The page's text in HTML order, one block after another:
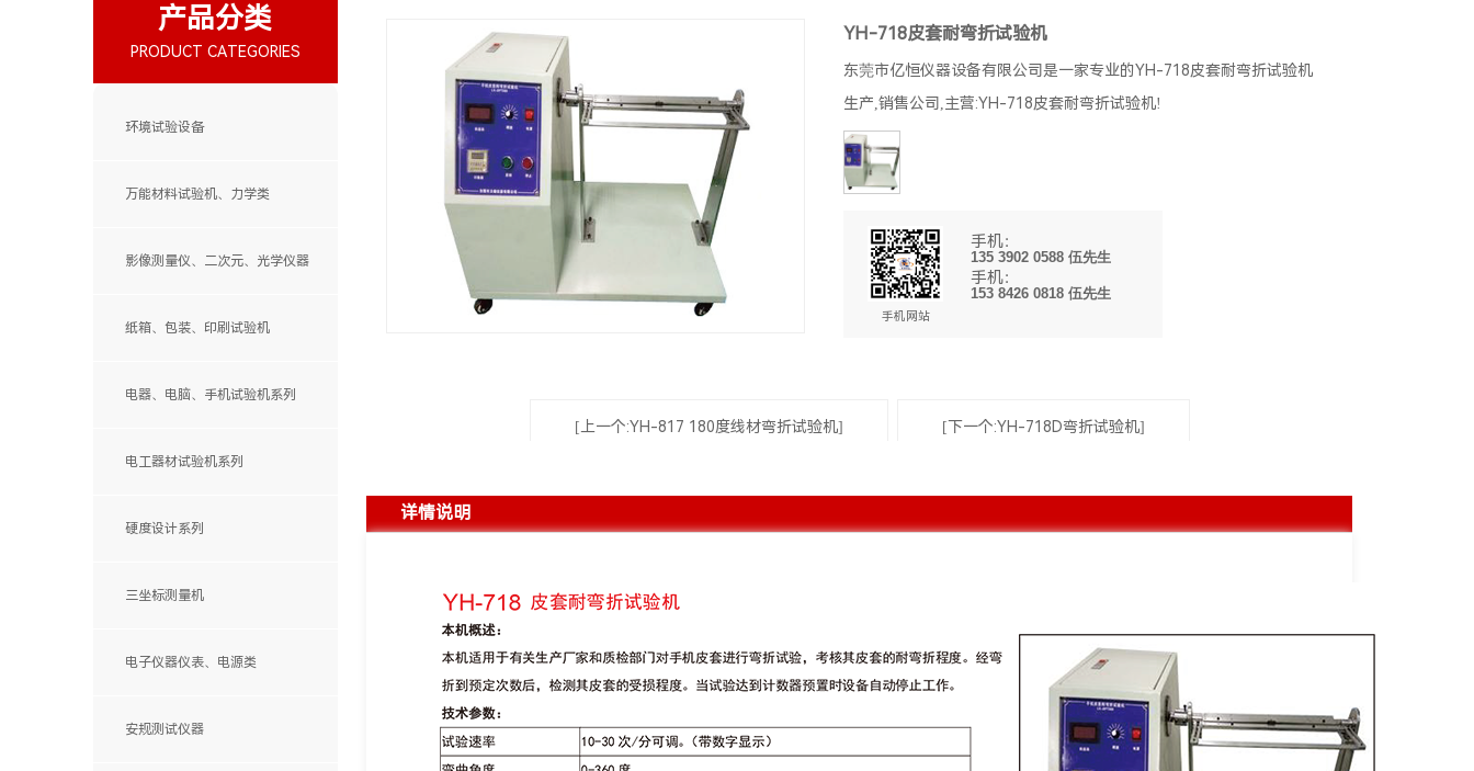
产品分类
PRODUCT CATEGORIES
环境试验设备
万能材料试验机、力学类
影像测量仪、二次元、光学仪器
自动影像测量仪
纸箱、包装、印刷试验机
电器、电脑、手机试验机系列
电工器材试验机系列
硬度设计系列
三坐标测量机
便携式测量臂
ML系列
电子仪器仪表、电源类
安规测试仪器
YH-718皮套耐弯折试验机
东莞市亿恒仪器设备有限公司是一家专业的YH-718皮套耐弯折试验机
生产,销售公司,主营:YH-718皮套耐弯折试验机!
手机网站
手机：
135 3902 0588 伍先生
手机：
153 8426 0818 伍先生
[上一个:YH-817 180度线材弯折试验机] [下一个:YH-718D弯折试验机]
详情说明